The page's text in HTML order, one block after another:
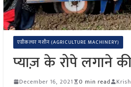
एग्रीकल्चर मशीन (AGRICULTURE MACHINERY)
प्याज़ के रोपे लगाने
December 16, 2021 0 min read